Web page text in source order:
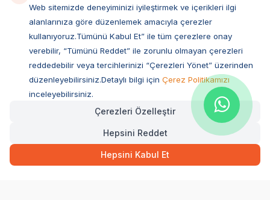
444,00TL Hızlı Teslimat
SEPETE EKLE
Müşteri Hizmetleri
Sıkça Sorulan Sorular
Ovacık Mah. Hacıoğlu Sok. No:13 Başiskele / KOCAELİ
Müşteri Destek Hattı
Web sitemizde deneyiminizi iyileştirmek ve içerikleri ilgi
alanlarınıza göre düzenlemek amacıyla çerezler
kullanıyoruz.Tümünü Kabul Et” ile tüm çerezlere onay
verebilir, “Tümünü Reddet” ile zorunlu olmayan çerezleri
reddedebilir veya tercihlerinizi “Çerezleri Yönet” üzerinden
düzenleyebilirsiniz.Detaylı bilgi için Çerez Politikamızı
inceleyebilirsiniz.
Çerezleri Özelleştir
Hepsini Reddet
Hepsini Kabul Et